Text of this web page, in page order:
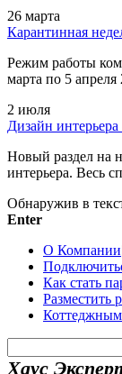
26 марта
Карантинная
Режим работы
марта по 5 апреля
2 июля
Дизайн
Новый раздел на
интерьера. Весь
Обнаружив в
Enter
О Компании
Как стать
Разместить
Хаус